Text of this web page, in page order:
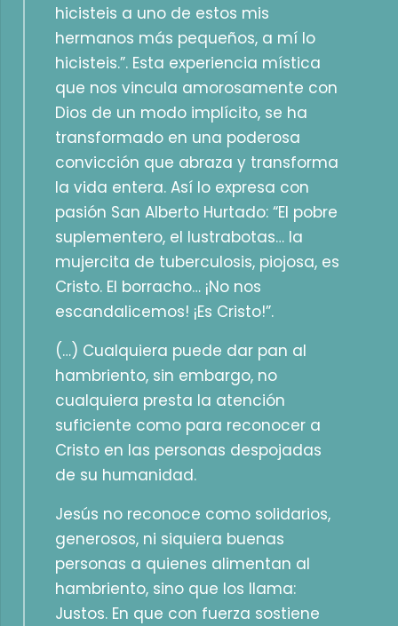
hicisteis a uno de estos mis
hermanos más pequeños, a mí lo
hicisteis.”. Esta experiencia mística
que nos vincula amorosamente con
Dios de un modo implícito, se ha
transformado en una poderosa
convicción que abraza y transforma
la vida entera. Así lo expresa con
pasión San Alberto Hurtado: “El pobre
suplementero, el lustrabotas… la
mujercita de tuberculosis, piojosa, es
Cristo. El borracho… ¡No nos
escandalicemos! ¡Es Cristo!”.
(…) Cualquiera puede dar pan al
hambriento, sin embargo, no
cualquiera presta la atención
suficiente como para reconocer a
Cristo en las personas despojadas
de su humanidad.
Jesús no reconoce como solidarios,
generosos, ni siquiera buenas
personas a quienes alimentan al
hambriento, sino que los llama:
Justos. En que con fuerza sostiene